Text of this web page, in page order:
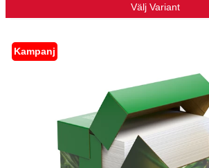
Välj Variant
Kampanj